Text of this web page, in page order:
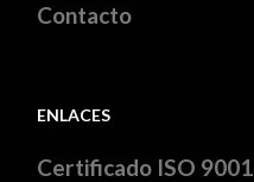
Contacto
ENLACES
Certificado ISO 9001